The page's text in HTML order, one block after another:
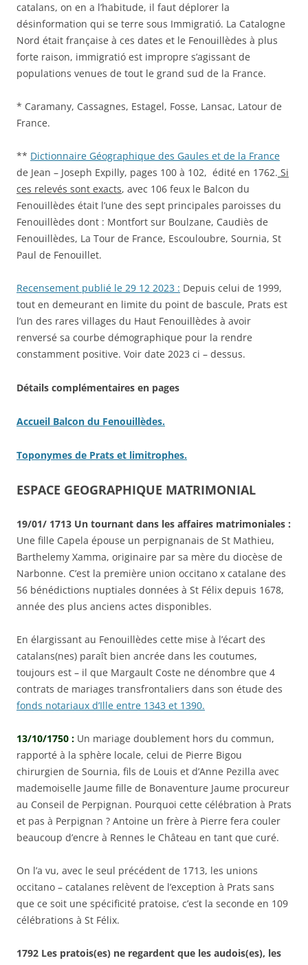
catalans, on en a l’habitude, il faut déplorer la
désinformation qui se terre sous Immigratió. La Catalogne
Nord était française à ces dates et le Fenouillèdes à plus
forte raison, immigratió est impropre s’agissant de
populations venues de tout le grand sud de la France.
* Caramany, Cassagnes, Estagel, Fosse, Lansac, Latour de
France.
** Dictionnaire Géographique des Gaules et de la France
de Jean – Joseph Expilly, pages 100 à 102, édité en 1762. Si
ces relevés sont exacts, avec 106 feux le Balcon du
Fenouillèdes était l’une des sept principales paroisses du
Fenouillèdes dont : Montfort sur Boulzane, Caudiès de
Fenouillèdes, La Tour de France, Escouloubre, Sournia, St
Paul de Fenouillet.
Recensement publié le 29 12 2023 : Depuis celui de 1999,
tout en demeurant en limite du point de bascule, Prats est
l’un des rares villages du Haut Fenouillèdes à avoir
renversé sa courbe démographique pour la rendre
constamment positive. Voir date 2023 ci – dessus.
Détails complémentaires en pages
Accueil Balcon du Fenouillèdes.
Toponymes de Prats et limitrophes.
ESPACE GEOGRAPHIQUE MATRIMONIAL
19/01/ 1713 Un tournant dans les affaires matrimoniales :
Une fille Capela épouse un perpignanais de St Mathieu,
Barthelemy Xamma, originaire par sa mère du diocèse de
Narbonne. C’est la première union occitano x catalane des
56 bénédictions nuptiales données à St Félix depuis 1678,
année des plus anciens actes disponibles.
En élargissant au Fenouillèdes cette mise à l’écart des
catalans(nes) paraît bien ancrée dans les coutumes,
toujours est – il que Margault Coste ne dénombre que 4
contrats de mariages transfrontaliers dans son étude des
fonds notariaux d’Ille entre 1343 et 1390.
13/10/1750 : Un mariage doublement hors du commun,
rapporté à la sphère locale, celui de Pierre Bigou
chirurgien de Sournia, fils de Louis et d’Anne Pezilla avec
mademoiselle Jaume fille de Bonaventure Jaume procureur
au Conseil de Perpignan. Pourquoi cette célébration à Prats
et pas à Perpignan ? Antoine un frère à Pierre fera couler
beaucoup d’encre à Rennes le Château en tant que curé.
On l’a vu, avec le seul précédent de 1713, les unions
occitano – catalanes relèvent de l’exception à Prats sans
que ce soit une spécificité pratoise, c’est la seconde en 109
célébrations à St Félix.
1792 Les pratois(es) ne regardent que les audois(es), les